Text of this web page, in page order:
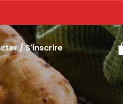
/ S'inscrire